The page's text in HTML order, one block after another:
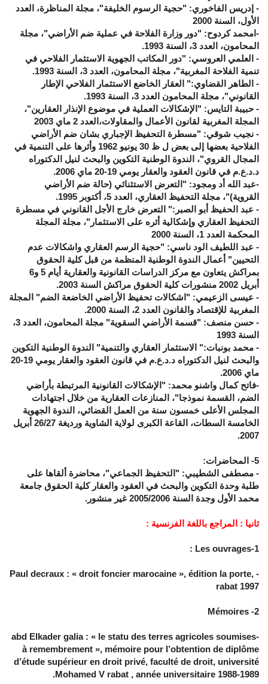
- إدريس الفاخوري: "حجية الرسوم الخليفة"، مجلة المناظرة، العدد
الأول، السنة 2000
-امحمد كردوح: "دور وزارة الفلاحة في عملية ضم الأراضي"، مجلة
المحامون، العدد 3، السنة 1993.
- العلمي العروسي: "دور المكاتب الجهوية الاستثمار الفلاحي في
تنمية الفلاحة المغربية"، مجلة المحامون، العدد 3، السنة 1993.
- الطاهر القضاوي:" العقار الخاضع الاستثمار الفلاحي الإطار
القانوني"، مجلة المحامون العدد 3، السنة 1993.
- حبيبة التايس: "الإشكالات العملية في موضوع الإنذار العقارين"،
المجلة المغربية لقانون الأعمال والمقاولات،العدد 2 ماي 2003
- نجيب شوقي: "مسطرة التحفيظ الإجباري بشان ضم الأراضي
الفلاحية بعضها إلى بعض ل ظ 30 يونيو 1962 وأثرها على التنمية في
المجال القروي"، الندوة الوطنية التكوين والبحث لنيل الدكتوراه
د.د.ع.م في قانون العقود والعقار يومي 19-20 ماي 2006.
-عبد الله أد ومجود: "التعرض الاستثنائي (حالة ضم الأراضي
القروية)"، مجلة التحفيظ العقاري، العدد 5، أكتوبر 1995.
- عبد الحفيظ أبو الصبر:" التعرض خارج الأجل القانوني في مسطرة
التحفيظ العقاري وإشكالية أثره على الاستثمار"، مجلة المجلة
المحكمة العدد 1، السنة 2000
- عبد اللطيف الود ناسي: "حجية الرسم العقاري واشكالات عدم
التحيين" أعمال الندوة الوطنية المنظمة من قبل كلية الحقوق
بمراكش يتعاون مع مركز الدراسات القانونية والعقارية أيام 5 و6
أبريل 2002 منشورات كلية الحقوق مراكش السنة 2003.
- عيسى الزعيمي: "اشكالات تحفيظ الأراضي الخاضعة الضم" المجلة
المغربية للإقتصاد والقانون العدد 2، السنة 2000.
- حسن منصف: "قسمة الأراضي السقوية" مجلة المحامون، العدد 3،
السنة 1993
- محمد بونبات:" الاستثمار العقاري والتنمية" الندوة الوطنية التكوين
والبحث لنيل الدكتوراه د.د.ع.م في قانون العقود والعقار يومي 19-20
ماي 2006.
-فاتح كمال واشنو محمد: "الإشكالات القانونية المرتبطة بأراضي
الضم، القسمة نموذجا"، المنازعات العقارية من خلال اجتهادات
المجلس الأعلى خمسون سنة من العمل القضائي، الندوة الجهوية
الخامسة السطات، القاعة الكبرى لولاية الشاوية ورديغة 26/27 أبريل
2007.
5- المحاضرات:
- مصطفى الشطيبي: "التحفيظ الجماعي"، محاضرة ألقاها على
طلبة وحدة التكوين والبحث في العقود والعقار كلية الحقوق جامعة
محمد الأول وجدة السنة 2005/2006 غير منشور.
ثانيا : المراجع باللغة الفرنسية :
1-Les ouvrages :
- Paul decraux : « droit foncier marocaine », édition la porte,
rabat 1997
2- Mémoires
-abd Elkader galia : « le statu des terres agricoles soumises
à remembrement », mémoire pour l’obtention de diplôme
d’étude supérieur en droit privé, faculté de droit, université
Mohamed V rabat , année universitaire 1988-1989.